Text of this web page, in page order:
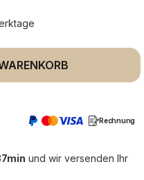
gewünschten
Rechnung
und wir versenden Ihr